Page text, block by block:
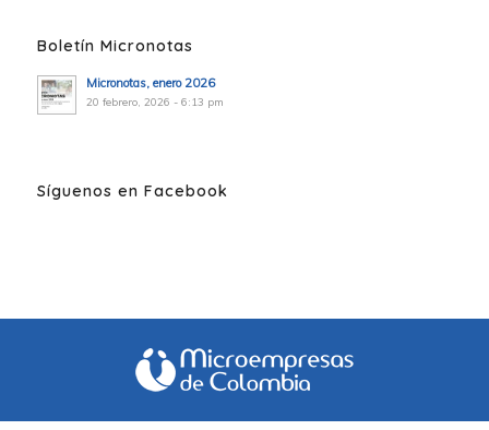
Boletín Micronotas
Micronotas, enero 2026
20 febrero, 2026 - 6:13 pm
Síguenos en Facebook